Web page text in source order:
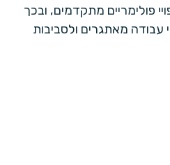
פולימריים מתקדמים, ובכך
עבודה מאתגרים ולסביבות